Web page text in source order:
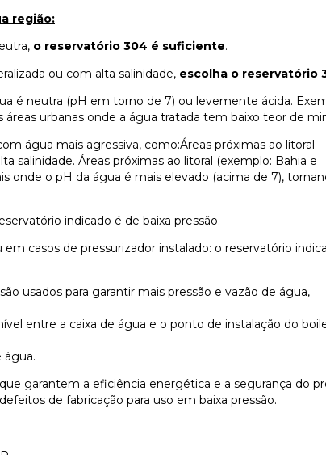
região:
o reservatório 304 é suficiente.
ou com alta salinidade, escolha o reservatório
é neutra (pH em torno de 7) ou levemente ácida.
urbanas onde a água tratada tem baixo teor de
água mais agressiva, como:Áreas próximas ao litoral
salinidade. Áreas próximas ao litoral (exemplo: Bahia e
onde o pH da água é mais elevado (acima de 7),
indicado é de baixa pressão.
casos de pressurizador instalado: o reservatório
usados para garantir mais pressão e vazão de água,
entre a caixa de água e o ponto de instalação do
garantem a eficiência energética e a segurança do
de fabricação para uso em baixa pressão.